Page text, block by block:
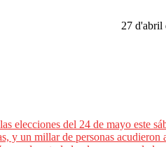
27 d'abril
elecciones del 24 de mayo
y un millar de personas